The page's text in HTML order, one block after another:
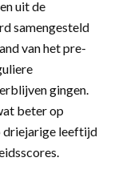
uit de
samengesteld
van het pre-
gingen.
beter op
driejarige leeftijd